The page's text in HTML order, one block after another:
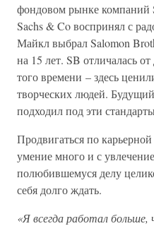
фондовом рынке компаний
Sachs & Co воспринял с
Майкл выбрал Salomon
на 15 лет. SB отличалась
того времени – здесь
творческих людей.
подходил под эти
Продвигаться по
умение много и с
полюбившемуся делу
себя долго ждать.
«Я всегда работал